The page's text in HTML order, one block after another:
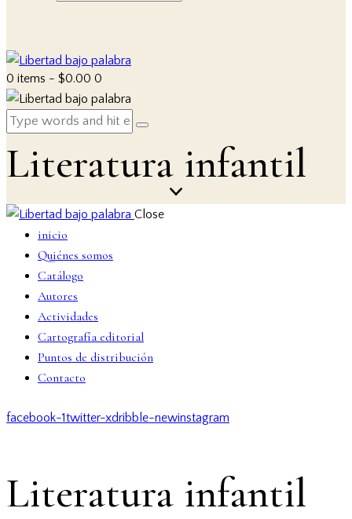
0 items - $0.00 0
Literatura infantil
Close
inicio
Quiénes somos
Catálogo
Autores
Actividades
Cartografía editorial
Puntos de distribución
Contacto
facebook-1twitter-xdribble-newinstagram
Literatura infantil